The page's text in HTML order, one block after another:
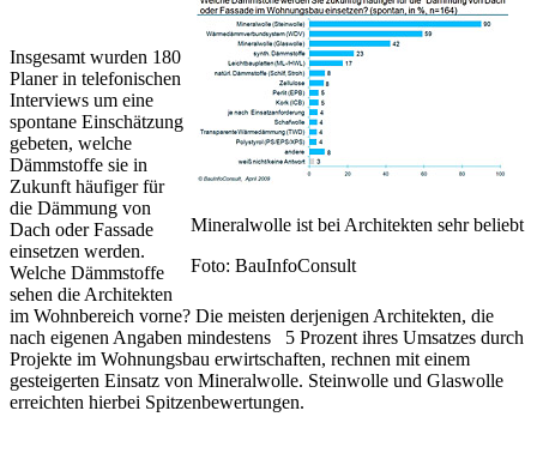
Mineralwolle ist bei Architekten sehr beliebt
Foto: BauInfoConsult
Insgesamt wurden 180
Planer in telefonischen
Interviews um eine
spontane Einschätzung
gebeten, welche
Dämmstoffe sie in
Zukunft häufiger für
die Dämmung von
Dach oder Fassade
einsetzen werden.
Welche Dämmstoffe
sehen die Architekten
im Wohnbereich vorne? Die meisten derjenigen Architekten, die
nach eigenen Angaben mindestens 5 Prozent ihres Umsatzes durch
Projekte im Wohnungsbau erwirtschaften, rechnen mit einem
gesteigerten Einsatz von Mineralwolle. Steinwolle und Glaswolle
erreichten hierbei Spitzenbewertungen.